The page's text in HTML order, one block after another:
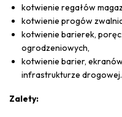
kotwienie regałów
kotwienie progów
kotwienie barierek,
ogrodzeniowych,
kotwienie barier,
infrastrukturze drogowej.
Zalety: